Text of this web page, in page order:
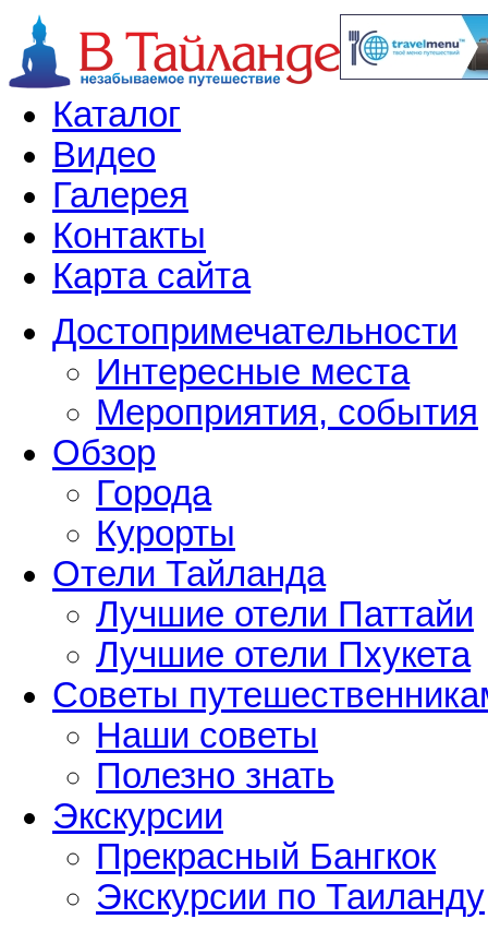
Каталог
Видео
Галерея
Контакты
Карта сайта
Достопримечательности
Интересные места
Мероприятия, события
Обзор
Города
Курорты
Отели Тайланда
Лучшие отели Паттайи
Лучшие отели Пхукета
Советы
Наши советы
Полезно знать
Экскурсии
Прекрасный Бангкок
Экскурсии по Таиланду